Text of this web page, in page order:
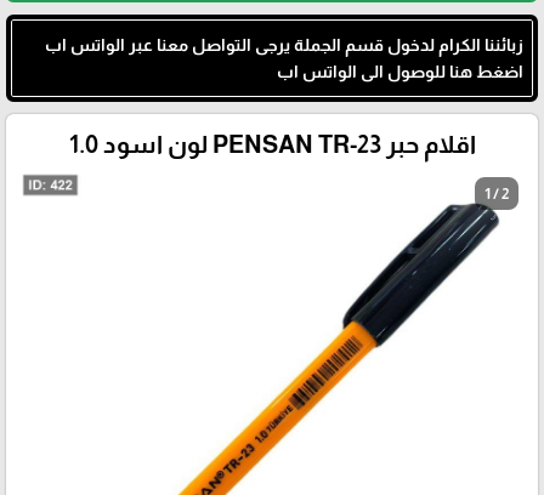
زبائننا الكرام لدخول قسم الجملة يرجى التواصل معنا عبر الواتس اب
اضغط هنا للوصول الى الواتس اب
اقلام حبر PENSAN TR-23 لون اسود 1.0
1 / 2